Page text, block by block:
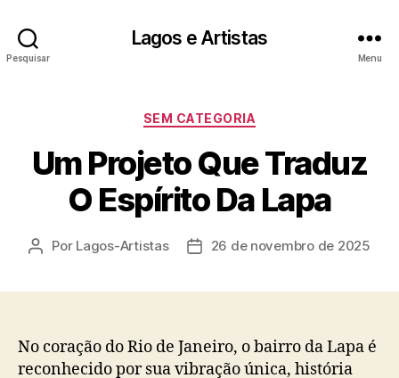
Pesquisar
Lagos e Artistas
Menu
Categorias
SEM CATEGORIA
Um Projeto Que Traduz
O Espírito Da Lapa
Autor
Por Lagos-Artistas
Data26 de novembro de 2025
No coração do Rio de Janeiro, o bairro da Lapa é
reconhecido por sua vibração única, história